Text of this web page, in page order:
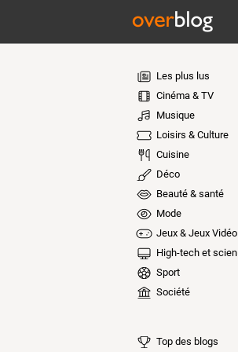
Les plus lus
Cinéma & TV
Musique
Loisirs & Culture
Cuisine
Déco
Beauté & santé
Mode
Jeux & Jeux Vidéo
High-tech et sciences
Sport
Société
Top des blogs